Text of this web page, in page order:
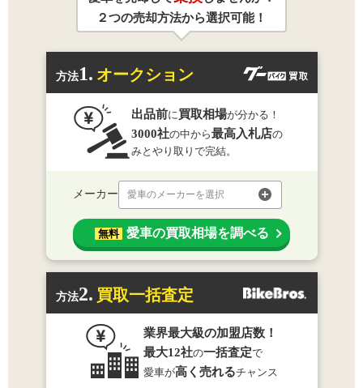
２つの売却方法から選択可能！
方法1. オークション
出品前に 買取相場が分かる！
3000社の中から最高入札店の
みとやり取りで完結。
メーカー 愛車のメーカーを選択
無料 愛車の買取相場を調べる
方法2. 買取一括査定
業界最大級の加盟店数！
最大12社の一括査定で
愛車が高く売れるチャンス